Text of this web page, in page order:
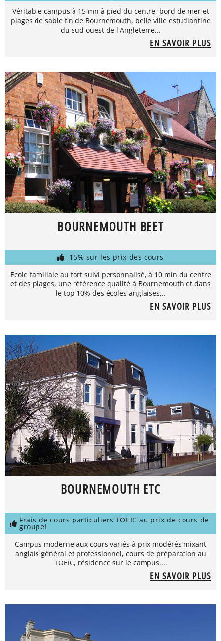
Véritable campus à 15 mn à pied du centre, bord de mer et
plages de sable fin de Bournemouth, belle ville estudiantine
du sud ouest de l'Angleterre...
EN SAVOIR PLUS
BOURNEMOUTH BEET
-15% sur les prix des cours
Ecole familiale au fort suivi personnalisé, à 10 min du centre
et des plages, une référence qualité à Bournemouth et dans
le top 10% des écoles anglaises...
EN SAVOIR PLUS
BOURNEMOUTH ETC
Frais de cours particuliers TOEIC au prix de cours de
groupe!
Campus moderne aux cours variés à prix modérés mixant
anglais général et professionnel, cours de préparation au
TOEIC, résidence sur le campus....
EN SAVOIR PLUS